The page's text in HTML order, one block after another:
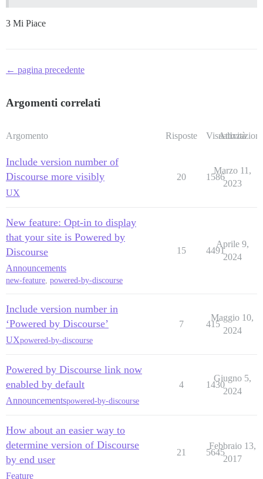
3 Mi Piace
← pagina precedente
Argomenti correlati
Argomento Risposte Visualizzazioni
Attività
Include version number of
Discourse more visibly
UX
20 1586
Marzo 11,
2023
New feature: Opt-in to display
that your site is Powered by
Discourse
Announcements
new-feature, powered-by-discourse
15 4491
Aprile 9,
2024
Include version number in
‘Powered by Discourse’
UXpowered-by-discourse
7 415
Maggio 10,
2024
Powered by Discourse link now
enabled by default
Announcementspowered-by-discourse
4 1430
Giugno 5,
2024
How about an easier way to
determine version of Discourse
by end user
Feature
21 5645
Febbraio 13,
2017